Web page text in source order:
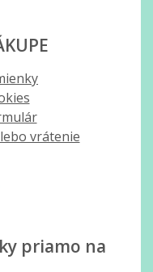
vrátenie
priamo na